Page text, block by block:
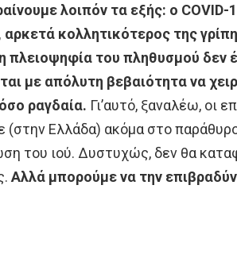
λοιπόν τα εξής: ο
αρκετά κολλητικότερος της
πλειοψηφία του πληθυσμού δεν
με απόλυτη βεβαιότητα να
ραγδαία. Γι’αυτό, ξαναλέω, οι
(στην Ελλάδα) ακόμα στο
του ιού. Δυστυχώς, δεν θα
Αλλά μπορούμε να την